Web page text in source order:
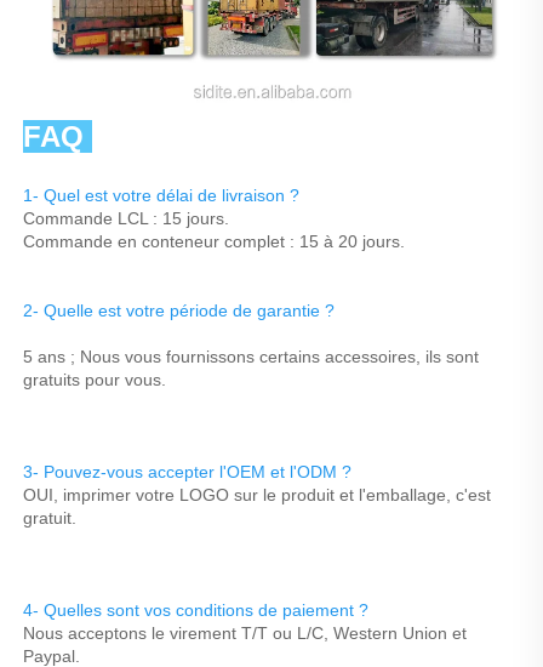
FAQ
1- Quel est votre délai de livraison ?
Commande LCL : 15 jours.
Commande en conteneur complet : 15 à 20 jours.
2- Quelle est votre période de garantie ?
5 ans ; Nous vous fournissons certains accessoires, ils sont
gratuits pour vous.
3- Pouvez-vous accepter l'OEM et l'ODM ?
OUI, imprimer votre LOGO sur le produit et l'emballage, c'est
gratuit.
4- Quelles sont vos conditions de paiement ?
Nous acceptons le virement T/T ou L/C, Western Union et
Paypal.